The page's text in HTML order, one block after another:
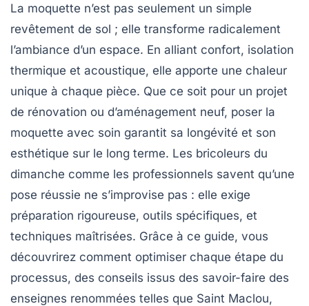
La moquette n’est pas seulement un simple
revêtement de sol ; elle transforme radicalement
l’ambiance d’un espace. En alliant confort, isolation
thermique et acoustique, elle apporte une chaleur
unique à chaque pièce. Que ce soit pour un projet
de rénovation ou d’aménagement neuf, poser la
moquette avec soin garantit sa longévité et son
esthétique sur le long terme. Les bricoleurs du
dimanche comme les professionnels savent qu’une
pose réussie ne s’improvise pas : elle exige
préparation rigoureuse, outils spécifiques, et
techniques maîtrisées. Grâce à ce guide, vous
découvrirez comment optimiser chaque étape du
processus, des conseils issus des savoir-faire des
enseignes renommées telles que Saint Maclou,